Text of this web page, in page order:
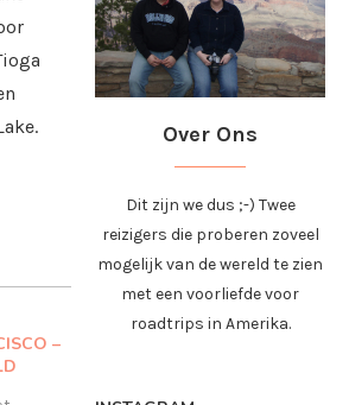
–
Over Ons
Dit zijn we dus ;-) Twee
reizigers die proberen zoveel
mogelijk van de wereld te zien
met een voorliefde voor
roadtrips in Amerika.